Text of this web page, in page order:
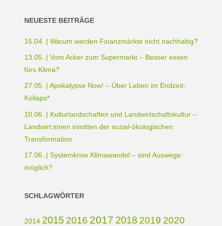
NEUESTE BEITRÄGE
15.04. | Warum werden Finanzmärkte nicht nachhaltig?
13.05. | Vom Acker zum Supermarkt – Besser essen
fürs Klima?
27.05. | Apokalypse Now! – Über Leben im Endzeit-
Kollaps*
10.06. | Kulturlandschaften und Landwirtschaftskultur –
Landwirt:innen inmitten der sozial-ökologischen
Transformation
17.06. | Systemkrise Klimawandel – sind Auswege
möglich?
SCHLAGWÖRTER
2014 2015 2016 2017 2018 2019 2020